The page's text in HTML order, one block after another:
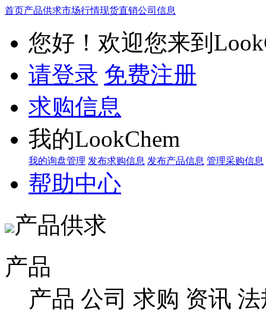
首页产品供求市场行情现货直销公司信息
您好！欢迎您来到
请登录 免费注册
求购信息
我的LookChem
我的询盘管理 发布求购信息 发布产品信息 管理采购信息
帮助中心
产品供求
产品
产品 公司 求购 资讯 法